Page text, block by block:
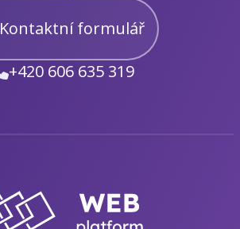
Kontaktní formulář
+420 606 635 319